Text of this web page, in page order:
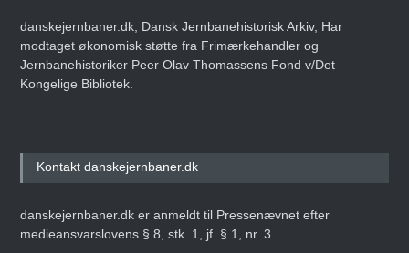
danskejernbaner.dk, Dansk Jernbanehistorisk Arkiv, Har
modtaget økonomisk støtte fra Frimærkehandler og
Jernbanehistoriker Peer Olav Thomassens Fond v/Det
Kongelige Bibliotek.
Kontakt danskejernbaner.dk
danskejernbaner.dk er anmeldt til Pressenævnet efter
medieansvarslovens § 8, stk. 1, jf. § 1, nr. 3.